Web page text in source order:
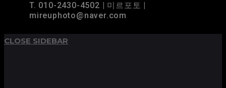
T. 010-2430-4502 | 미르포토 |
mireuphoto@naver.com
CLOSE SIDEBAR